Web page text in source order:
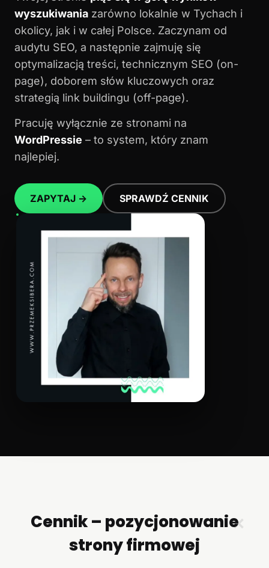
wyszukiwania zarówno lokalnie w Tychach i
okolicy, jak i w całej Polsce. Zaczynam od
audytu SEO, a następnie zajmuję się
optymalizacją treści, technicznym SEO (on-
page), doborem słów kluczowych oraz
strategią link buildingu (off-page).
Pracuję wyłącznie ze stronami na
WordPressie – to system, który znam
najlepiej.
ZAPYTAJ → SPRAWDŹ CENNIK
✕
Cennik – pozycjonowanie
strony firmowej